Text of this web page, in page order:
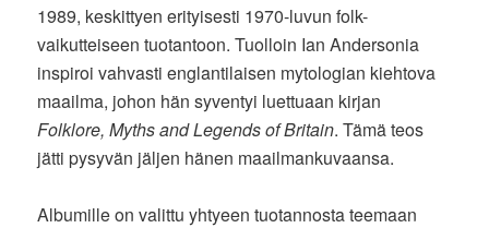
1989, keskittyen erityisesti 1970-luvun folk-
vaikutteiseen tuotantoon. Tuolloin Ian Andersonia
inspiroi vahvasti englantilaisen mytologian kiehtova
maailma, johon hän syventyi luettuaan kirjan
Folklore, Myths and Legends of Britain. Tämä teos
jätti pysyvän jäljen hänen maailmankuvaansa.
Albumille on valittu yhtyeen tuotannosta teemaan